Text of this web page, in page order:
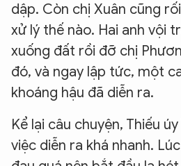
dập. Còn chị Xuân cũng
xử lý thế nào. Hai anh vội
xuống đất rồi đỡ chị
đó, và ngay lập tức, một
khoáng hậu đã diễn ra.
Kể lại câu chuyện, Thiếu
việc diễn ra khá nhanh.